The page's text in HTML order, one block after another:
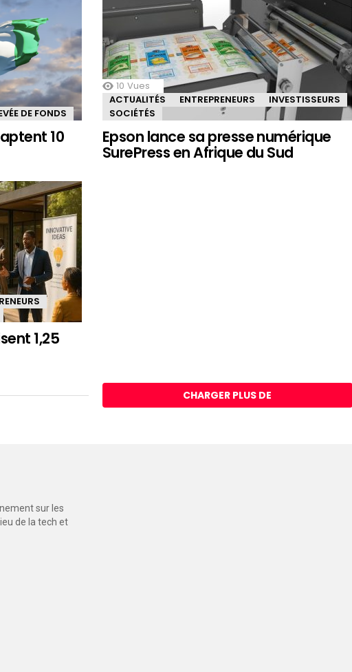
DE FONDS
10
10 Vues
ACTUALITÉS
ENTREPRENEURS
INVESTISSEURS
SOCIÉTÉS
Epson lance sa presse numérique
SurePress en Afrique du Sud
1,25
CHARGER PLUS DE
sur les
de la tech et